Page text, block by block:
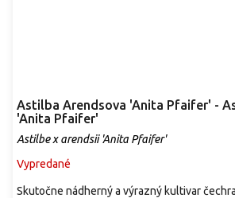
Astilba Arendsova 'Anita Pfaifer' -
'Anita Pfaifer'
Astilbe x arendsii 'Anita Pfaifer'
Vypredané
Skutočne nádherný a výrazný kultivar